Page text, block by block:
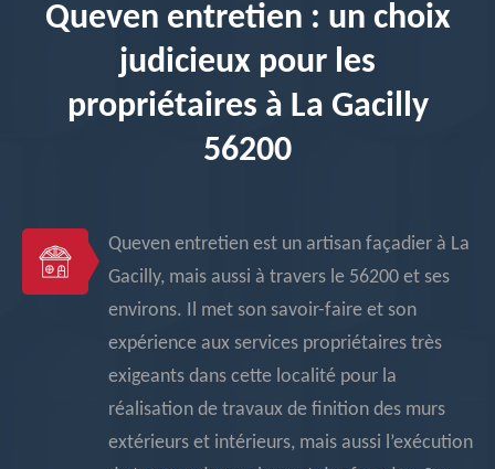
Queven entretien : un choix
judicieux pour les
propriétaires à La Gacilly
56200
Queven entretien est un artisan façadier à La
Gacilly, mais aussi à travers le 56200 et ses
environs. Il met son savoir-faire et son
expérience aux services propriétaires très
exigeants dans cette localité pour la
réalisation de travaux de finition des murs
extérieurs et intérieurs, mais aussi l’exécution